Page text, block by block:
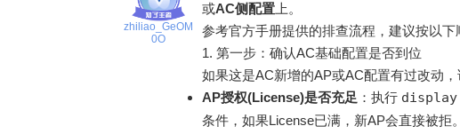
zhiliao_GeOM
0O
或AC侧配置 上。
参考官方手册提供的排查流程 ，建议按以
1. 第一步：确认AC基础配置是否到位
如果这是AC新增的AP或AC配置有过改动，
AP授权(License)是否充足 ：执行
条件，如果License已满，新AP会直接被拒。